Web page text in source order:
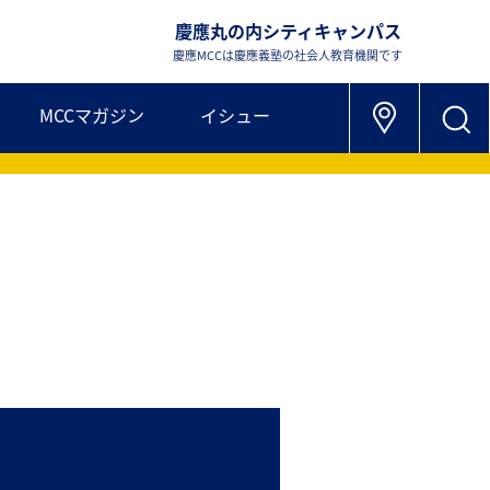
慶應丸の内シティキャンパス
慶應MCCは慶應義塾の社会人教育機関です
MCCマガジン イシュー